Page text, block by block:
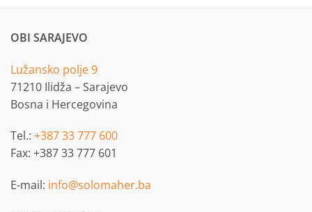
OBI SARAJEVO
Lužansko polje 9
71210 Ilidža – Sarajevo
Bosna i Hercegovina
Tel.: +387 33 777 600
Fax: +387 33 777 601
E-mail: info@solomaher.ba